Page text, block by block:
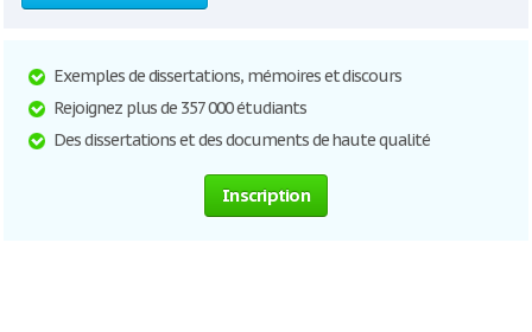
Exemples de dissertations, mémoires et discours
Rejoignez plus de 357 000 étudiants
Des dissertations et des documents de haute qualité
Inscription